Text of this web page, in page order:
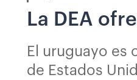
La DEA
El uruguayo
de Estados